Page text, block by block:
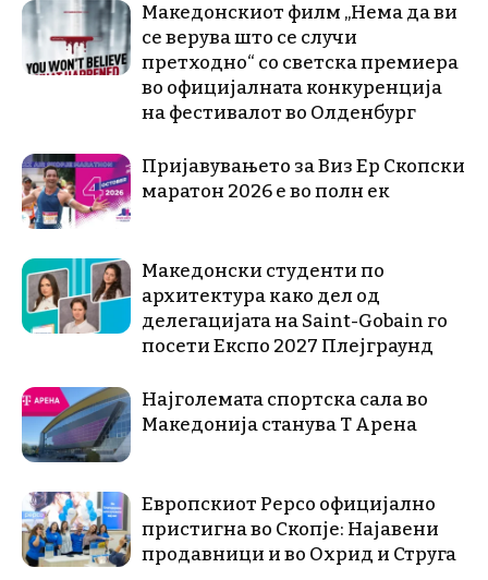
Македонскиот филм „Нема да ви
се верува што се случи
претходно“ со светска премиера
во официјалната конкуренција
на фестивалот во Олденбург
Пријавувањето за Виз Ер Скопски
маратон 2026 е во полн ек
Македонски студенти по
архитектура како дел од
делегацијата на Saint-Gobain го
посети Експо 2027 Плејграунд
Најголемата спортска сала во
Македонија станува Т Арена
Европскиот Pepco официјално
пристигна во Скопје: Најавени
продавници и во Охрид и Струга